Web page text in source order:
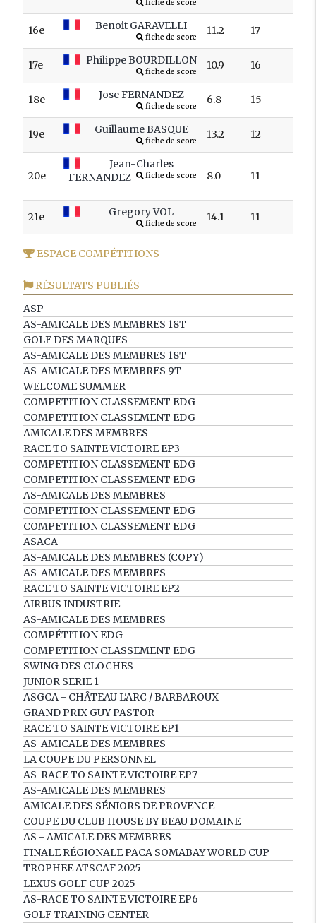
fiche de score
16e Benoit GARAVELLI
fiche de score
11.2 17
17e Philippe BOURDILLON
fiche de score
10.9 16
18e Jose FERNANDEZ
fiche de score
6.8 15
19e Guillaume BASQUE
fiche de score
13.2 12
20e
Jean-Charles
FERNANDEZ
fiche de score 8.0 11
21e Gregory VOL
fiche de score
14.1 11
ESPACE COMPÉTITIONS
RÉSULTATS PUBLIÉS
ASP
AS-AMICALE DES MEMBRES 18T
GOLF DES MARQUES
AS-AMICALE DES MEMBRES 18T
AS-AMICALE DES MEMBRES 9T
WELCOME SUMMER
COMPETITION CLASSEMENT EDG
COMPETITION CLASSEMENT EDG
AMICALE DES MEMBRES
RACE TO SAINTE VICTOIRE EP3
COMPETITION CLASSEMENT EDG
COMPETITION CLASSEMENT EDG
AS-AMICALE DES MEMBRES
COMPETITION CLASSEMENT EDG
COMPETITION CLASSEMENT EDG
ASACA
AS-AMICALE DES MEMBRES (COPY)
AS-AMICALE DES MEMBRES
RACE TO SAINTE VICTOIRE EP2
AIRBUS INDUSTRIE
AS-AMICALE DES MEMBRES
COMPÉTITION EDG
COMPETITION CLASSEMENT EDG
SWING DES CLOCHES
JUNIOR SERIE 1
ASGCA - CHÂTEAU L'ARC / BARBAROUX
GRAND PRIX GUY PASTOR
RACE TO SAINTE VICTOIRE EP1
AS-AMICALE DES MEMBRES
LA COUPE DU PERSONNEL
AS-RACE TO SAINTE VICTOIRE EP7
AS-AMICALE DES MEMBRES
AMICALE DES SÉNIORS DE PROVENCE
COUPE DU CLUB HOUSE BY BEAU DOMAINE
AS - AMICALE DES MEMBRES
FINALE RÉGIONALE PACA SOMABAY WORLD CUP
TROPHEE ATSCAF 2025
LEXUS GOLF CUP 2025
AS-RACE TO SAINTE VICTOIRE EP6
GOLF TRAINING CENTER